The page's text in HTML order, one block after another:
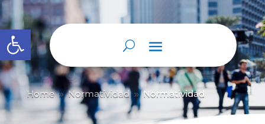
Abrir barra de herramientas
Home 9 Normatividad 9 Normatividad